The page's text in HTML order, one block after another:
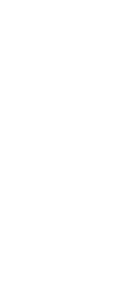
Lucien
de confianza
esa totalidad